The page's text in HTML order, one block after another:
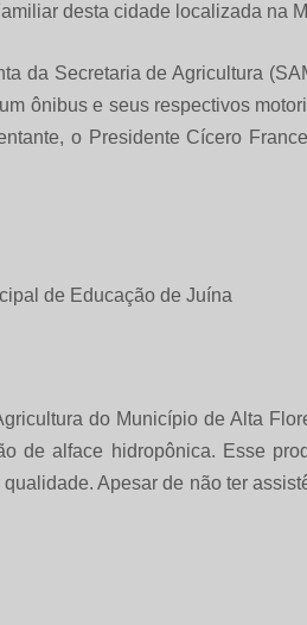
desta cidade localizada na
da Secretaria de Agricultura
ônibus e seus respectivos
o Presidente Cícero
do Município de Alta
de alface hidropônica. Esse
Apesar de não ter